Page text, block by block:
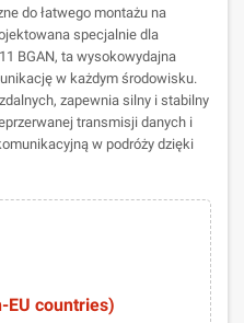
do łatwego montażu na
specjalnie dla
BGAN, ta wysokowydajna
w każdym środowisku.
zapewnia silny i stabilny
transmisji danych i
w podróży dzięki
EU countries)